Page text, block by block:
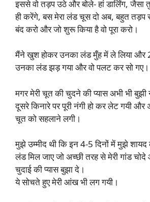
इससे वो तड़प उठे और बोले- हां डार्लिंग, जैसा
ही करेंगे, बस मेरा लंड चूस दो अब, बहुत तड़प
बंद करो और जो शुरू किया है वो पूरा करो।
मैंने खुश होकर उनका लंड मुँह में ले लिया और
उनका लंड झड़ गया और वो पलट कर सो गए।
मगर मेरी चूत की चुदने की प्यास अभी भी
दूसरे किनारे पर पूरी नंगी हो कर लेट गयी
चूत को सहलाने लगी।
मुझे उम्मीद थी कि इन 4-5 दिनों में मुझे शायद
लंड मिल जाए जो अच्छी तरह से मेरी गांड
चुदाई की प्यास बुझा दे।
ये सोचते हुए मेरी आंख भी लग गयी।